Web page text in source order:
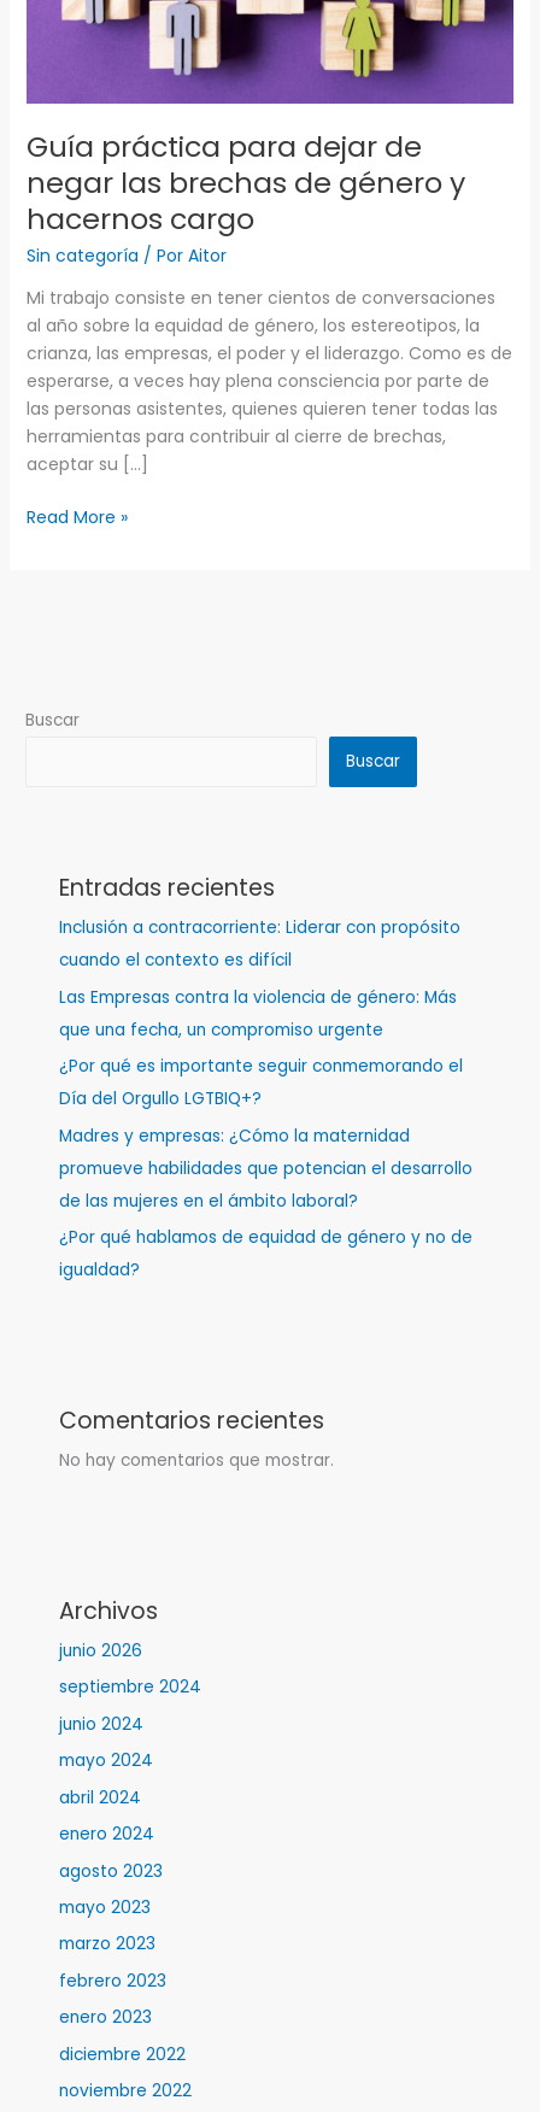
Guía práctica para dejar de
negar las brechas de género y
hacernos cargo
Sin categoría / Por Aitor
Mi trabajo consiste en tener cientos de conversaciones
al año sobre la equidad de género, los estereotipos, la
crianza, las empresas, el poder y el liderazgo. Como es de
esperarse, a veces hay plena consciencia por parte de
las personas asistentes, quienes quieren tener todas las
herramientas para contribuir al cierre de brechas,
aceptar su […]
negar
y
hacernos
cargo
Read More »
Buscar
Buscar
Entradas recientes
Inclusión a contracorriente: Liderar con propósito
cuando el contexto es difícil
Las Empresas contra la violencia de género: Más
que una fecha, un compromiso urgente
¿Por qué es importante seguir conmemorando el
Día del Orgullo LGTBIQ+?
Madres y empresas: ¿Cómo la maternidad
promueve habilidades que potencian el desarrollo
de las mujeres en el ámbito laboral?
¿Por qué hablamos de equidad de género y no de
igualdad?
Comentarios recientes
No hay comentarios que mostrar.
Archivos
junio 2026
septiembre 2024
junio 2024
mayo 2024
abril 2024
enero 2024
agosto 2023
mayo 2023
marzo 2023
febrero 2023
enero 2023
diciembre 2022
noviembre 2022